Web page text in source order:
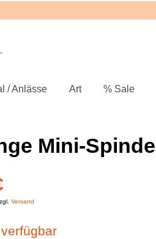
/ Anlässe Art % Sale
Mini-
Versand